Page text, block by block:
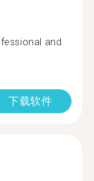
and
下载软件